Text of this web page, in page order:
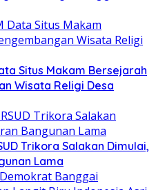
Situs Makam Bersejarah
Wisata Religi Desa
Trikora Salakan Dimulai,
Lama